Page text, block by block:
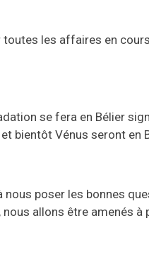
toutes les affaires en
se fera en Bélier
bientôt Vénus seront en
poser les bonnes
allons être amenés